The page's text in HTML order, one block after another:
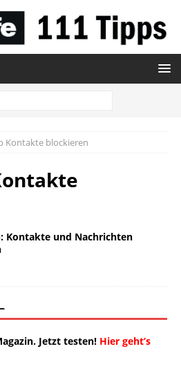
Kontakte blockieren
Kontakte und Nachrichten
Jetzt testen! Hier geht’s